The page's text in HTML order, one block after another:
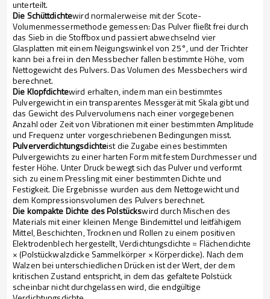
unterteilt.
Die Schüttdichtewird normalerweise mit der Scote-
Volumenmessermethode gemessen: Das Pulver fließt frei durch
das Sieb in die Stoffbox und passiert abwechselnd vier
Glasplatten mit einem Neigungswinkel von 25°, und der Trichter
kann bei a frei in den Messbecher fallen bestimmte Höhe, vom
Nettogewicht des Pulvers. Das Volumen des Messbechers wird
berechnet.
Die Klopfdichtewird erhalten, indem man ein bestimmtes
Pulvergewicht in ein transparentes Messgerät mit Skala gibt und
das Gewicht des Pulvervolumens nach einer vorgegebenen
Anzahl oder Zeit von Vibrationen mit einer bestimmten Amplitude
und Frequenz unter vorgeschriebenen Bedingungen misst.
Pulververdichtungsdichteist die Zugabe eines bestimmten
Pulvergewichts zu einer harten Form mit festem Durchmesser und
fester Höhe. Unter Druck bewegt sich das Pulver und verformt
sich zu einem Pressling mit einer bestimmten Dichte und
Festigkeit. Die Ergebnisse wurden aus dem Nettogewicht und
dem Kompressionsvolumen des Pulvers berechnet.
Die kompakte Dichte des Polstückswird durch Mischen des
Materials mit einer kleinen Menge Bindemittel und leitfähigem
Mittel, Beschichten, Trocknen und Rollen zu einem positiven
Elektrodenblech hergestellt, Verdichtungsdichte = Flächendichte
× (Polstückwalzdicke Sammelkörper × Körperdicke). Nach dem
Walzen bei unterschiedlichen Drücken ist der Wert, der dem
kritischen Zustand entspricht, in dem das gefaltete Polstück
scheinbar nicht durchgelassen wird, die endgültige